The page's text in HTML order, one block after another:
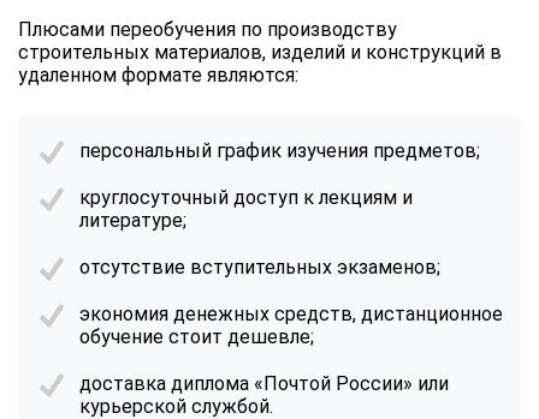
Плюсами переобучения по производству
строительных материалов, изделий и конструкций в
удаленном формате являются:
персональный график изучения предметов;
круглосуточный доступ к лекциям и
литературе;
отсутствие вступительных экзаменов;
экономия денежных средств, дистанционное
обучение стоит дешевле;
доставка диплома «Почтой России» или
курьерской службой.